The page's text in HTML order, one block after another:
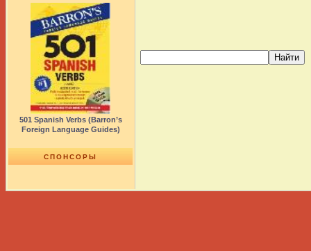
501 Spanish Verbs (Barron’s
Foreign Language Guides)
СПОНСОРЫ